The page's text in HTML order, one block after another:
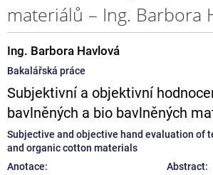
materiálů – Ing. Barbora
Ing. Barbora Havlová
Bakalářská práce
Subjektivní a objektivní
bavlněných a bio bavlněných
Subjective and objective hand evaluation of
and organic cotton materials
Anotace:
Abstract: